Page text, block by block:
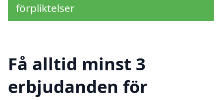
förpliktelser
Få alltid minst 3
erbjudanden för